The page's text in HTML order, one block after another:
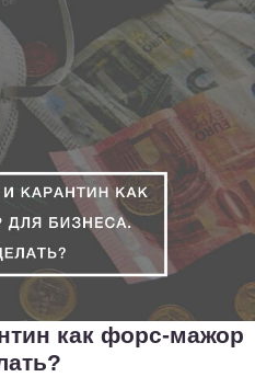
как форс-мажор